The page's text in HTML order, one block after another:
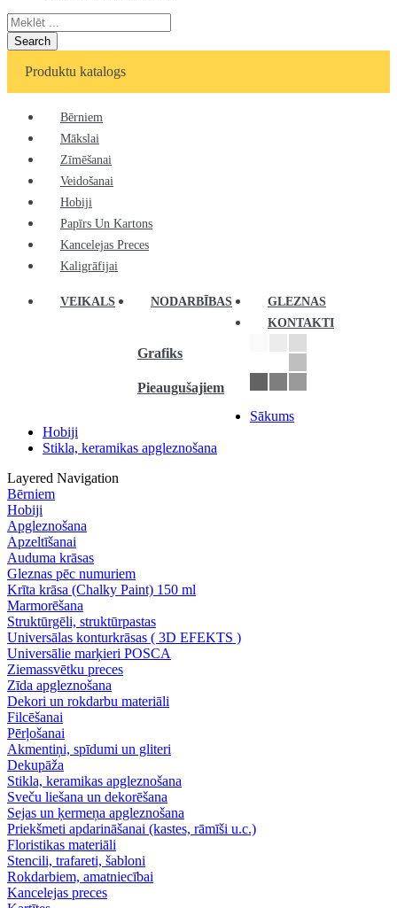
Search
Produktu katalogs
Bērniem
Mākslai
Zīmēšanai
Veidošanai
Hobiji
Papīrs Un Kartons
Kancelejas Preces
Kaligrāfijai
VEIKALS NODARBĪBAS
Grafiks
Pieaugušajiem
GLEZNAS
KONTAKTI
Sākums
Hobiji
Stikla, keramikas apgleznošana
Layered Navigation
Bērniem
Hobiji
Apgleznošana
Apzeltīšanai
Auduma krāsas
Gleznas pēc numuriem
Krīta krāsa (Chalky Paint) 150 ml
Marmorēšana
Struktūrgēli, struktūrpastas
Universālas konturkrāsas ( 3D EFEKTS )
Universālie marķieri POSCA
Ziemassvētku preces
Zīda apgleznošana
Dekori un rokdarbu materiāli
Filcēšanai
Pērļošanai
Akmentiņi, spīdumi un gliteri
Dekupāža
Stikla, keramikas apgleznošana
Sveču liešana un dekorēšana
Sejas un ķermeņa apgleznošana
Priekšmeti apdarināšanai (kastes, rāmīši u.c.)
Floristikas materiāli
Stencili, trafareti, šabloni
Rokdarbiem, amatniecībai
Kancelejas preces